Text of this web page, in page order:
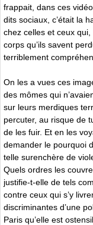
frappait, dans ces
dits sociaux, c’était la
chez celles et ceux
corps qu’ils savent
terriblement
On les a vues ces
des mômes qui
sur leurs merdiques
percuter, au risque de
de les fuir. Et en les
demander le pourquoi
telle surenchère de
Quels ordres les
justifie-t-elle de tels
contre ceux qui s’y
discriminantes d’une
Paris qu’elle est